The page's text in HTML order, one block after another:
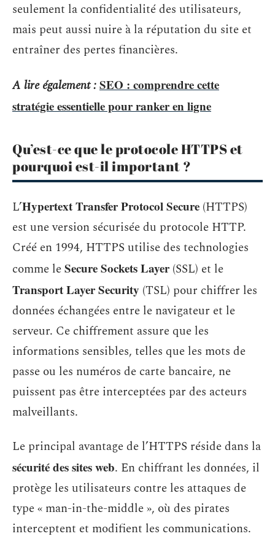
seulement la confidentialité des utilisateurs,
mais peut aussi nuire à la réputation du site et
entraîner des pertes financières.
A lire également :SEO : comprendre cette
stratégie essentielle pour ranker en ligne
Qu’est-ce que le protocole HTTPS et
pourquoi est-il important ?
L’Hypertext Transfer Protocol Secure (HTTPS)
est une version sécurisée du protocole HTTP.
Créé en 1994, HTTPS utilise des technologies
comme leSecure Sockets Layer(SSL) et le
Transport Layer Security (TSL) pour chiffrer les
données échangées entre le navigateur et le
serveur. Ce chiffrement assure que les
informations sensibles, telles que les mots de
passe ou les numéros de carte bancaire, ne
puissent pas être interceptées par des acteurs
malveillants.
Le principal avantage de l’HTTPS réside dans la
sécurité des sites web. En chiffrant les données, il
protège les utilisateurs contre les attaques de
type « man-in-the-middle », où des pirates
interceptent et modifient les communications.